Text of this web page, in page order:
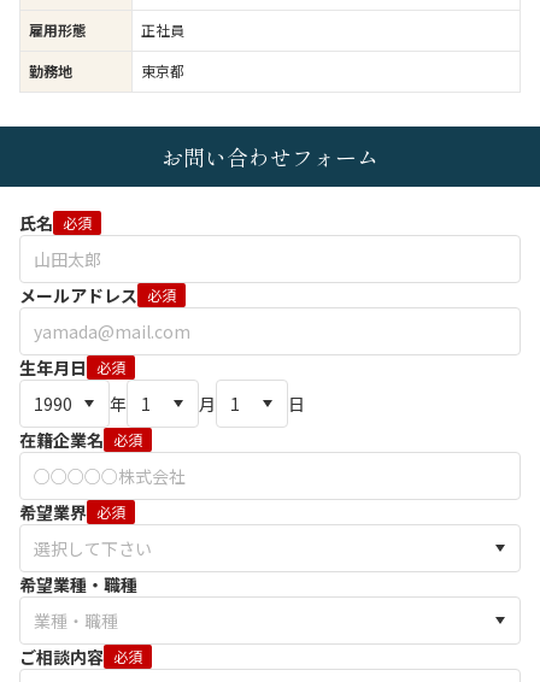
雇用形態
正社員
勤務地
東京都
お問い合わせフォーム
氏名 必須
メールアドレス 必須
生年月日 必須
年 月
日
在籍企業名 必須
希望業界 必須
希望業種・職種
ご相談内容 必須